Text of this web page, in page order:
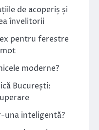
de acoperiș și
învelitorii
pentru ferestre
moderne?
București:
una inteligentă?